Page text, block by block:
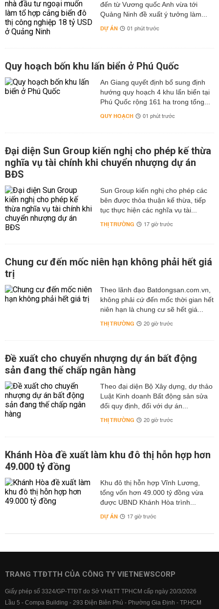
đến từ Vương quốc Anh vừa tới
Quảng Ninh đề xuất ý tưởng làm...
DỰ ÁN 01 phút trước
Quy hoạch bốn khu lấn biển ở Phú Quốc
An Giang quyết định bổ sung định
hướng quy hoạch 4 khu lấn biển tại
Phú Quốc rộng 161 ha trong tổng...
QUY HOẠCH 01 phút trước
Đại diện Sun Group kiến nghị cho phép kế thừa
nghĩa vụ tài chính khi chuyển nhượng dự án
BĐS
Sun Group kiến nghị cho phép các
bên được thỏa thuận kế thừa, tiếp
tục thực hiện các nghĩa vụ tài...
THỊ TRƯỜNG 17 giờ trước
Chung cư đến mốc niên hạn không phải hết giá
trị
Theo lãnh đạo Batdongsan.com.vn,
không phải cứ đến mốc thời gian hết
niên hạn là chung cư sẽ hết giá...
THỊ TRƯỜNG 20 giờ trước
Đề xuất cho chuyển nhượng dự án bất động
sản đang thế chấp ngân hàng
Theo đại diện Bộ Xây dựng, dự thảo
Luật Kinh doanh Bất động sản sửa
đổi quy định, đối với dự án...
THỊ TRƯỜNG 20 giờ trước
Khánh Hòa đề xuất làm khu đô thị hỗn hợp hơn
49.000 tỷ đồng
Khu đô thị hỗn hợp Vĩnh Lương,
tổng vốn hơn 49.000 tỷ đồng vừa
được UBND Khánh Hòa trình...
DỰ ÁN 17 giờ trước
TRANG TTĐTTH CỦA CÔNG TY VIETNEWSCORP
Giấy phép số 3324/GP-TTĐT do Sở VH&TT TPHCM cấp ngày 20/3/2026
Lầu 5 - Compa Building - 293 Điện Biên Phủ - Phường Gia Định - TP.HCM